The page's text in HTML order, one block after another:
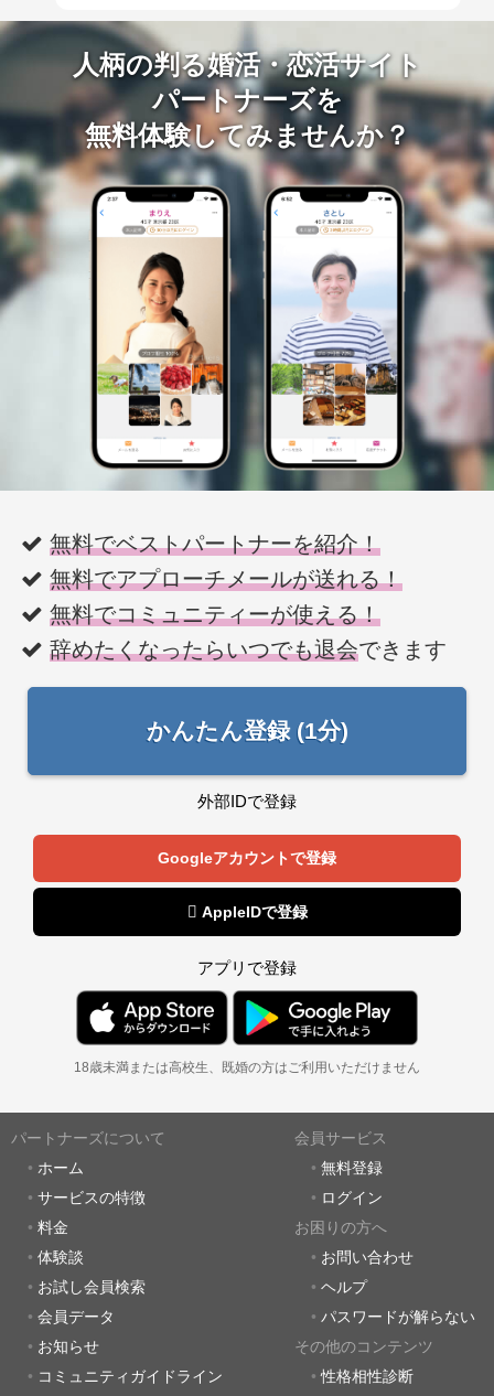
人柄の判る婚活・恋活サイト
パートナーズを
無料体験してみませんか？
無料でベストパートナーを紹介！
無料でアプローチメールが送れる！
無料でコミュニティーが使える！
辞めたくなったらいつでも退会できます
かんたん登録 (1分)
外部IDで登録
Googleアカウントで登録
 AppleIDで登録
アプリで登録
18歳未満または高校生、既婚の方はご利用いただけません
パートナーズについて
ホーム
サービスの特徴
料金
体験談
お試し会員検索
会員データ
お知らせ
コミュニティガイドライン
会員サービス
無料登録
ログイン
お困りの方へ
お問い合わせ
ヘルプ
パスワードが解らない
その他のコンテンツ
性格相性診断